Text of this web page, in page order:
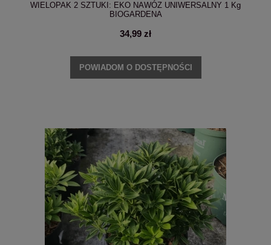
WIELOPAK 2 SZTUKI: EKO NAWÓZ UNIWERSALNY 1 Kg
BIOGARDENA
34,99 zł
POWIADOM O DOSTĘPNOŚCI